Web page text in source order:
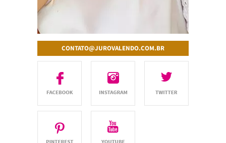
CONTATO@JUROVALENDO.COM.BR